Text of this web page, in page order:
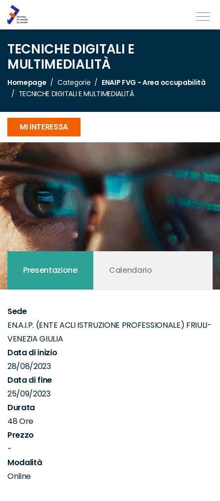
TECNICHE DIGITALI E
MULTIMEDIALITÀ
Homepage Categorie
ENAIP FVG - Area occupabilità
TECNICHE DIGITALI E MULTIMEDIALITÀ
MI INTERESSA
Presentazione Calendario
Sede
EN.A.I.P. (ENTE ACLI ISTRUZIONE PROFESSIONALE) FRIULI-
VENEZIA GIULIA
Data di inizio
28/08/2023
Data di fine
25/09/2023
Durata
48 Ore
Prezzo
-
Modalità
Online